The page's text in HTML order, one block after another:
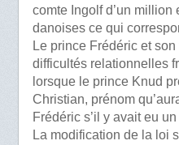
comte Ingolf d’un million
danoises ce qui
Le prince Frédéric et
difficultés relationnelles
lorsque le prince Knud
Christian, prénom
Frédéric s’il y avait eu un
La modification de la loi